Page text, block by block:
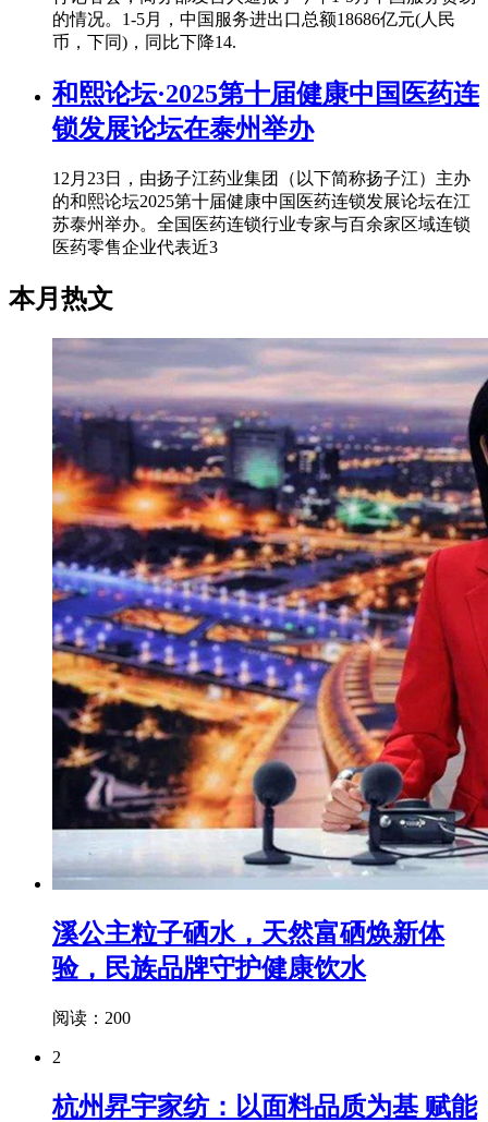
的情况。1-5月，中国服务进出口总额18686亿元(人民
币，下同)，同比下降14.
和熙论坛·2025第十届健康中国医药连
锁发展论坛在泰州举办
12月23日，由扬子江药业集团（以下简称扬子江）主办
的和熙论坛2025第十届健康中国医药连锁发展论坛在江
苏泰州举办。全国医药连锁行业专家与百余家区域连锁
医药零售企业代表近3
本月热文
溪公主粒子硒水，天然富硒焕新体
验，民族品牌守护健康饮水
阅读：200
2
杭州昇宇家纺：以面料品质为基 赋能